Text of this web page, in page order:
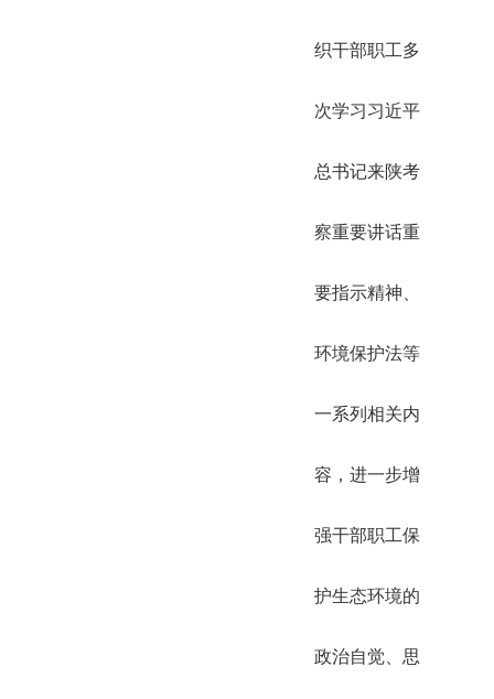
织干部职工多
次学习习近平
总书记来陕考
察重要讲话重
要指示精神、
环境保护法等
一系列相关内
容，进一步增
强干部职工保
护生态环境的
政治自觉、思